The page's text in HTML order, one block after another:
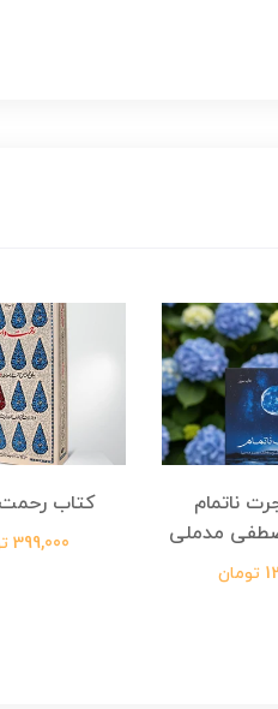
ناتمام
مدملی
کتاب
399,000 تومان